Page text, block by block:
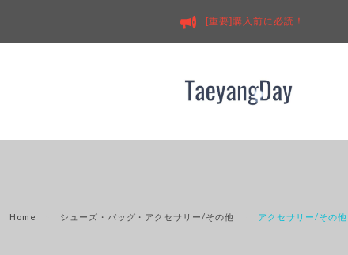
[重要]購入前に必読！
Home シューズ・バッグ・アクセサリー/その他 アクセサリー/その他